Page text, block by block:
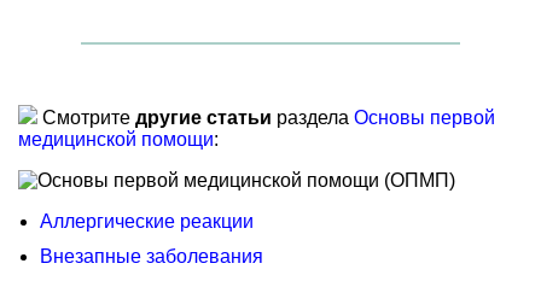
Смотрите другие статьи раздела Основы первой
медицинской помощи:
Аллергические реакции
Внезапные заболевания